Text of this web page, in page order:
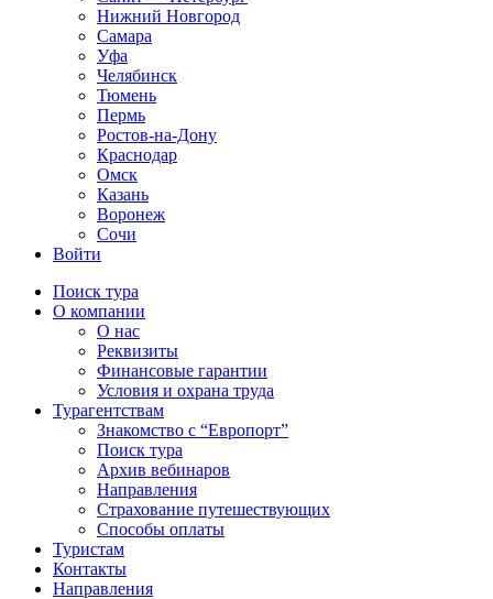
Нижний Новгород
Самара
Уфа
Челябинск
Тюмень
Пермь
Ростов-на-Дону
Краснодар
Омск
Казань
Воронеж
Сочи
Войти
Поиск тура
О компании
О нас
Реквизиты
Финансовые гарантии
Условия и охрана труда
Турагентствам
Знакомство с “Европорт”
Поиск тура
Архив вебинаров
Направления
Страхование путешествующих
Способы оплаты
Туристам
Контакты
Направления